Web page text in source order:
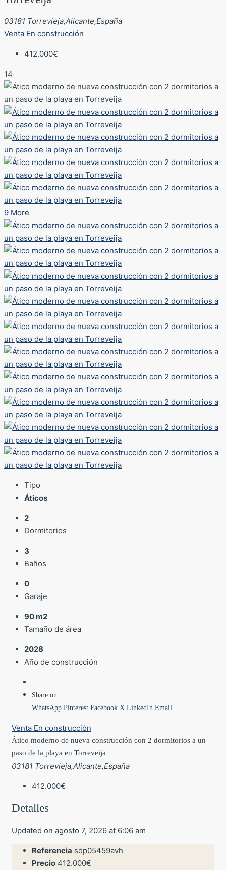
03181 Torrevieja,Alicante,España
Venta En construcción
412.000€
14
9 More
Tipo
Áticos
2
Dormitorios
3
Baños
0
Garaje
90 m2
Tamaño de área
2028
Año de construcción
Share on:
WhatsApp Pinterest Facebook X LinkedIn Email
Venta En construcción
Ático moderno de nueva construcción con 2 dormitorios a un
paso de la playa en Torreveija
03181 Torrevieja,Alicante,España
412.000€
Detalles
Updated on agosto 7, 2026 at 6:06 am
Referencia sdp05459avh
Precio 412.000€